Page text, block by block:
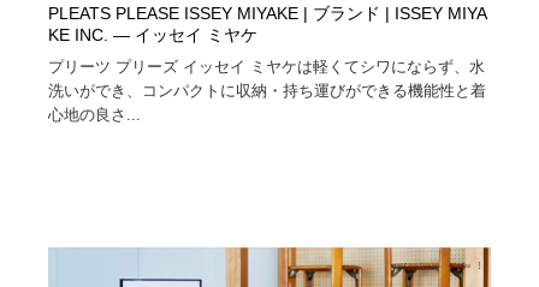
PLEATS PLEASE ISSEY MIYAKE | ブランド | ISSEY MIYA
KE INC. — イッセイ ミヤケ
プリーツ プリーズ イッセイ ミヤケは軽くてシワにならず、水
洗いができ、コンパクトに収納・持ち運びができる機能性と着
心地の良さ...